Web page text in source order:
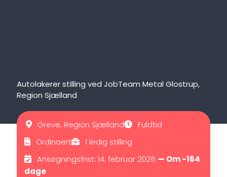
Autolakerer stilling ved JobTeam Metal Glostrup,
Region Sjælland
Greve, Region Sjælland
Fuldtid
Ordinaert
1 ledig stilling
Ansøgningsfrist: 14. februar 2026 — Om -164
dage